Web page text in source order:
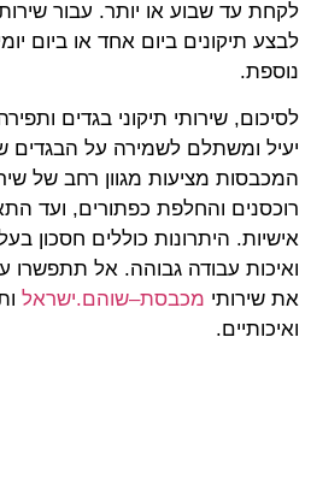
לקחת עד שבוע או יותר. עבור
לבצע תיקונים ביום אחד או ביום
נוספת.
לסיכום, שירותי תיקוני בגדים
יעיל ומשתלם לשמירה על הבגדים
המכבסות מציעות מגוון רחב של
רוכסנים והחלפת כפתורים, ועד
אישיות. היתרונות כוללים חסכון
ואיכות עבודה גבוהה. אל תתפשרו
את שירותי מכבסת–שוהם.ישראל
ואיכותיים.